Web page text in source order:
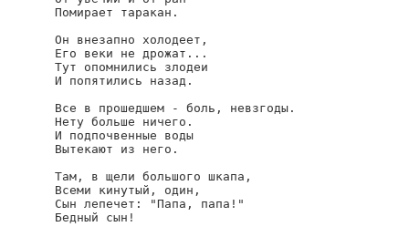
Помирает таракан.
Он внезапно холодеет,
Его веки не дрожат...
Тут опомнились злодеи
И попятились назад.
Все в прошедшем - боль, невзгоды.
Нету больше ничего.
И подпочвенные воды
Вытекают из него.
Там, в щели большого шкапа,
Всеми кинутый, один,
Сын лепечет: "Папа, папа!"
Бедный сын!